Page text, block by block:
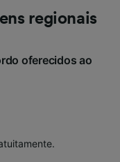
regionais
oferecidos ao